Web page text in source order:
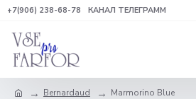
+7(906) 238-68-78 КАНАЛ ТЕЛЕГРАММ
Bernardaud Marmorino Blue